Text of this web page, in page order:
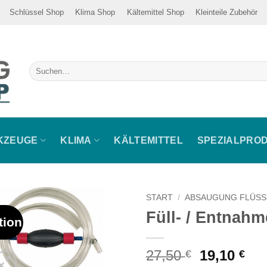
Schlüssel Shop Klima Shop Kältemittel Shop Kleinteile Zubehör
Suche
nach:
KLIMA KÄLTEMITTEL
START / ABSAUGUNG
Füll- /
27,50€ 19,10 €